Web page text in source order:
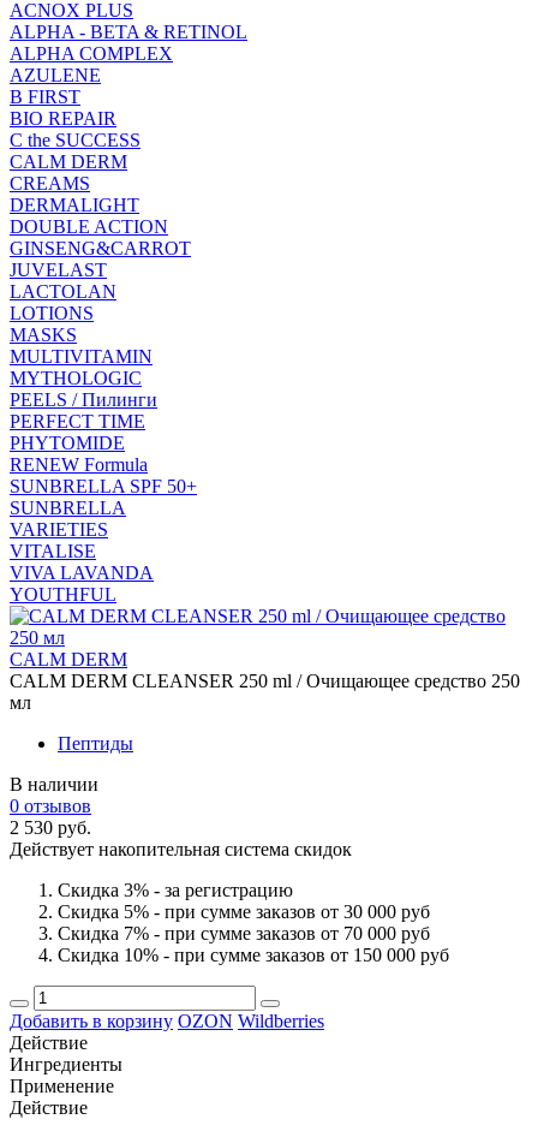
ACNOX PLUS
ALPHA - BETA & RETINOL
ALPHA COMPLEX
AZULENE
B FIRST
BIO REPAIR
C the SUCCESS
CALM DERM
CREAMS
DERMALIGHT
DOUBLE ACTION
GINSENG&CARROT
JUVELAST
LACTOLAN
LOTIONS
MASKS
MULTIVITAMIN
MYTHOLOGIC
PEELS / Пилинги
PERFECT TIME
PHYTOMIDE
RENEW Formula
SUNBRELLA SPF 50+
SUNBRELLA
VARIETIES
VITALISE
VIVA LAVANDA
YOUTHFUL
CALM DERM
CALM DERM CLEANSER 250 ml / Очищающее средство 250
мл
Пептиды
В наличии
0 отзывов
2 530 руб.
Действует накопительная система скидок
Скидка 3% - за регистрацию
Скидка 5% - при сумме заказов от 30 000 руб
Скидка 7% - при сумме заказов от 70 000 руб
Скидка 10% - при сумме заказов от 150 000 руб
Добавить в корзину OZON Wildberries
Действие
Ингредиенты
Применение
Действие